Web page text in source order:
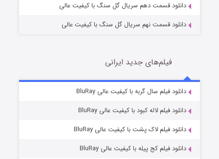
قسمت7 (زیرنویس) منتشر شد
دانلود قسمت دهم سریال گل سنگ با کیفیت عالی
دانلود قسمت نهم سریال گل سنگ با کیفیت عالی
فیلم‌های جدید ایرانی
دانلود فیلم سال گربه با کیفیت عالی BluRay
دانلود فیلم لاله کبود با کیفیت عالی BluRay
دانلود فیلم لاک پشت با کیفیت عالی BluRay
دانلود فیلم کج‌ پیله با کیفیت عالی BluRay